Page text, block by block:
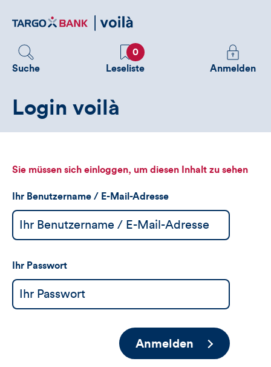
zum
Suche
Favoriten
0
Leseliste
Melden
Sie
sehen
Anmelden
Login voilà
Sie müssen sich einloggen, um diesen Inhalt zu sehen
Ihr Benutzername / E-Mail-Adresse
Ihr Passwort
Anmelden